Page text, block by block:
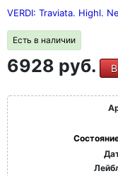
VERDI: Traviata. Highl.
Есть в наличии
6928 руб.